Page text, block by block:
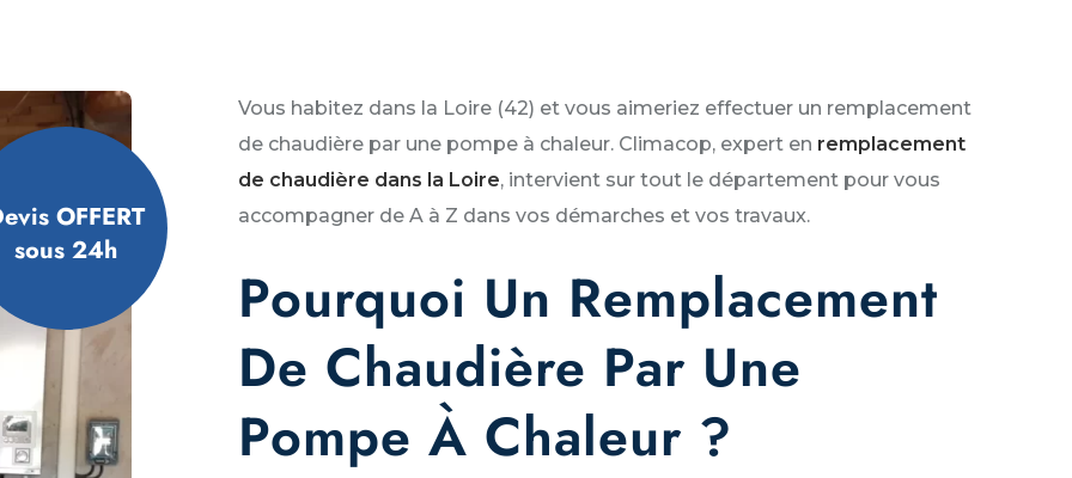
OFFERT
sous 24h
Vous habitez dans la Loire (42) et vous aimeriez effectuer un remplacement
de chaudière par une pompe à chaleur. Climacop, expert en remplacement
de chaudière dans la Loire, intervient sur tout le département pour vous
accompagner de A à Z dans vos démarches et vos travaux.
Pourquoi Un Remplacement
De Chaudière Par Une
Pompe À Chaleur ?